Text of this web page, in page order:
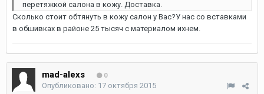
перетяжкой салона в кожу. Доставка.
Сколько стоит обтянуть в кожу салон у Вас?У нас со вставками
в обшивках в районе 25 тысяч с материалом ихнем.
mad-alexs 0
Опубликовано: 17 октября 2015